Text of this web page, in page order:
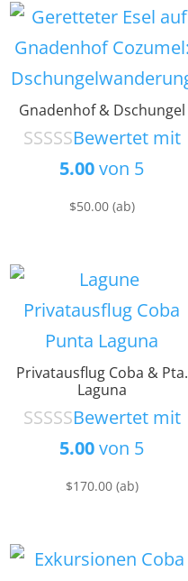
Gnadenhof & Dschungel
Bewertet mit
5.00von 5
$50.00 (ab)
Privatausflug Coba & Pta.
Laguna
Bewertet mit
5.00von 5
$170.00 (ab)